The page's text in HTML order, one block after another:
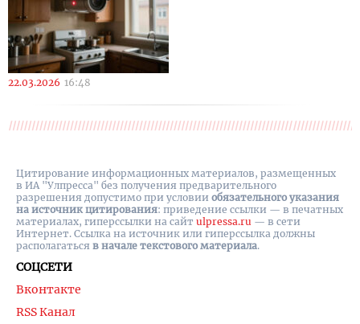
22.03.2026 16:48
СОЦСЕТИ
Вконтакте
RSS Канал
Цитирование информационных материалов, размещенных
в ИА "Улпресса" без получения предварительного
разрешения допустимо при условии обязательного указания
на источник цитирования: приведение ссылки — в печатных
материалах, гиперссылки на cайт ulpressa.ru — в сети
Интернет. Ссылка на источник или гиперссылка должны
располагаться в начале текстового материала.